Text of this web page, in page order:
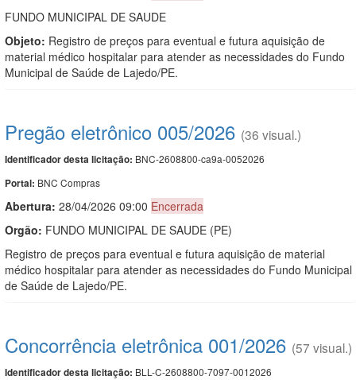
FUNDO MUNICIPAL DE SAUDE
Objeto: Registro de preços para eventual e futura aquisição de
material médico hospitalar para atender as necessidades do Fundo
Municipal de Saúde de Lajedo/PE.
Pregão eletrônico 005/2026 (36 visual.)
Identificador desta licitação: BNC-2608800-ca9a-0052026
Portal: BNC Compras
Abertura: 28/04/2026 09:00 Encerrada
Orgão: FUNDO MUNICIPAL DE SAUDE (PE)
Registro de preços para eventual e futura aquisição de material
médico hospitalar para atender as necessidades do Fundo Municipal
de Saúde de Lajedo/PE.
Concorrência eletrônica 001/2026 (57 visual.)
Identificador desta licitação: BLL-C-2608800-7097-0012026